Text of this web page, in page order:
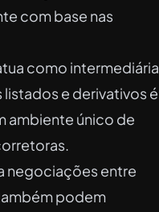
com base nas
como intermediária
e derivativos é
ambiente único de
negociações entre
podem